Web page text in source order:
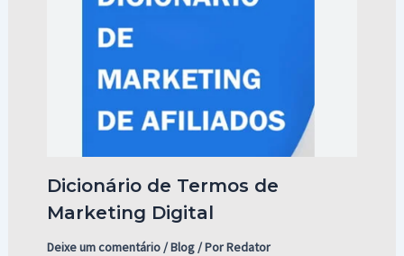
Dicionário de Termos de
Marketing Digital
Deixe um comentário/Blog/ PorRedator